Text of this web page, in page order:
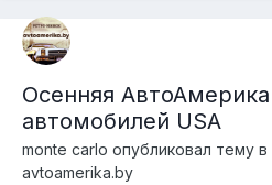
Осенняя
автомобилей USA
monte carlo опубликовал тему в
avtoamerika.by